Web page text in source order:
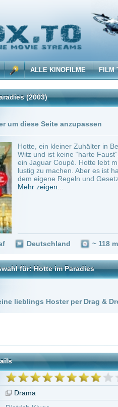
anzupassen
kleiner Zuhälter in Berlin, der nach oben
ist keine “harte Faust”. Sein Ziel:
Coupé. Hotte lebt mit Rosa zusammen,
Aber es ist harte Arbeit, ein
Regeln und Gesetze gelten. Hotte...
im Paradies
ab 16 Jahren
Nadeshda Brennicke Birge
Mark Zak Sven Martinek 10
im Paradies"